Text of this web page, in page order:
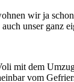
wir ja
unser ganz
mit dem
vom